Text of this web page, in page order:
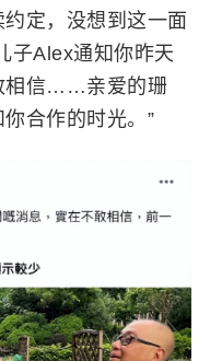
定，没想到这一面
子Alex通知你昨天
相信……亲爱的珊
合作的时光。”